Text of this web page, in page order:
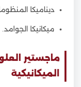
ديناميكا
ميكانيكا الجوامد.
ماجستير
الميكانيكية